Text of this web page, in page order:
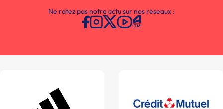
Ne ratez pas notre actu sur nos réseaux :